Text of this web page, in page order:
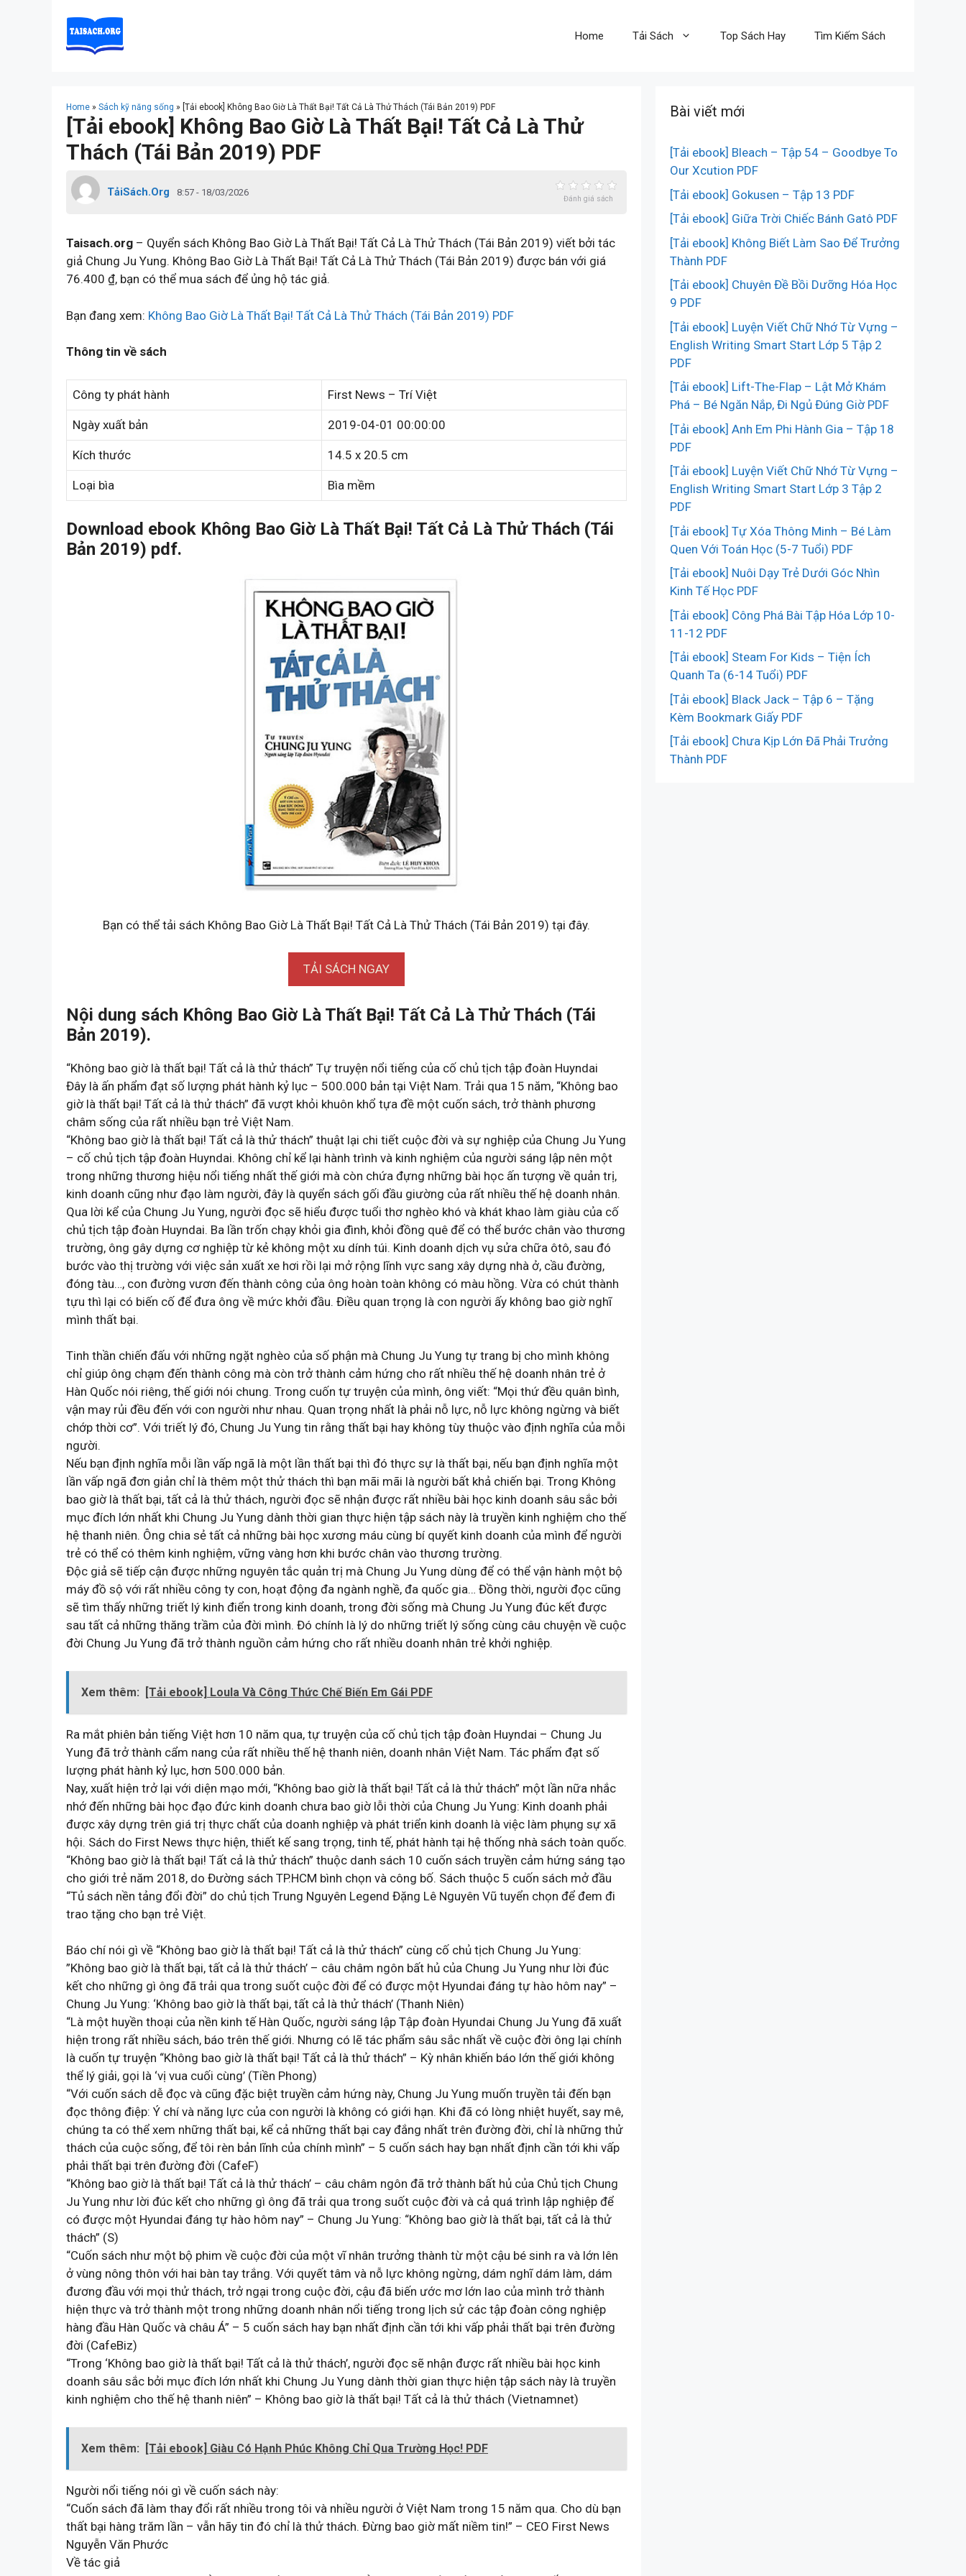
Home Tải Sách Top Sách Hay Tìm Kiếm Sách
Home » Sách kỹ năng sống » [Tải ebook] Không Bao Giờ Là Thất Bại! Tất Cả Là Thử Thách (Tái Bản 2019) PDF
[Tải ebook] Không Bao Giờ Là Thất Bại! Tất Cả Là Thử
Thách (Tái Bản 2019) PDF
TảiSách.Org 8:57 - 18/03/2026
Đánh giá sách
Taisach.org – Quyển sách Không Bao Giờ Là Thất Bại! Tất Cả Là Thử Thách (Tái Bản 2019) viết bởi tác
giả Chung Ju Yung. Không Bao Giờ Là Thất Bại! Tất Cả Là Thử Thách (Tái Bản 2019) được bán với giá
76.400 ₫, bạn có thể mua sách để ủng hộ tác giả.
Bạn đang xem: Không Bao Giờ Là Thất Bại! Tất Cả Là Thử Thách (Tái Bản 2019) PDF
Thông tin về sách
Công ty phát hành First News – Trí Việt
Ngày xuất bản 2019-04-01 00:00:00
Kích thước 14.5 x 20.5 cm
Loại bìa Bìa mềm
Download ebook Không Bao Giờ Là Thất Bại! Tất Cả Là Thử Thách (Tái
Bản 2019) pdf.
Bạn có thể tải sách Không Bao Giờ Là Thất Bại! Tất Cả Là Thử Thách (Tái Bản 2019) tại đây.
TẢI SÁCH NGAY
Nội dung sách Không Bao Giờ Là Thất Bại! Tất Cả Là Thử Thách (Tái
Bản 2019).
“Không bao giờ là thất bại! Tất cả là thử thách” Tự truyện nổi tiếng của cố chủ tịch tập đoàn Huyndai
Đây là ấn phẩm đạt số lượng phát hành kỷ lục – 500.000 bản tại Việt Nam. Trải qua 15 năm, “Không bao
giờ là thất bại! Tất cả là thử thách” đã vượt khỏi khuôn khổ tựa đề một cuốn sách, trở thành phương
châm sống của rất nhiều bạn trẻ Việt Nam.
“Không bao giờ là thất bại! Tất cả là thử thách” thuật lại chi tiết cuộc đời và sự nghiệp của Chung Ju Yung
– cố chủ tịch tập đoàn Huyndai. Không chỉ kể lại hành trình và kinh nghiệm của người sáng lập nên một
trong những thương hiệu nổi tiếng nhất thế giới mà còn chứa đựng những bài học ấn tượng về quản trị,
kinh doanh cũng như đạo làm người, đây là quyển sách gối đầu giường của rất nhiều thế hệ doanh nhân.
Qua lời kể của Chung Ju Yung, người đọc sẽ hiểu được tuổi thơ nghèo khó và khát khao làm giàu của cố
chủ tịch tập đoàn Huyndai. Ba lần trốn chạy khỏi gia đình, khỏi đồng quê để có thể bước chân vào thương
trường, ông gây dựng cơ nghiệp từ kẻ không một xu dính túi. Kinh doanh dịch vụ sửa chữa ôtô, sau đó
bước vào thị trường với việc sản xuất xe hơi rồi lại mở rộng lĩnh vực sang xây dựng nhà ở, cầu đường,
đóng tàu…, con đường vươn đến thành công của ông hoàn toàn không có màu hồng. Vừa có chút thành
tựu thì lại có biến cố để đưa ông về mức khởi đầu. Điều quan trọng là con người ấy không bao giờ nghĩ
mình thất bại.
Tinh thần chiến đấu với những ngặt nghèo của số phận mà Chung Ju Yung tự trang bị cho mình không
chỉ giúp ông chạm đến thành công mà còn trở thành cảm hứng cho rất nhiều thế hệ doanh nhân trẻ ở
Hàn Quốc nói riêng, thế giới nói chung. Trong cuốn tự truyện của mình, ông viết: “Mọi thứ đều quân bình,
vận may rủi đều đến với con người như nhau. Quan trọng nhất là phải nỗ lực, nỗ lực không ngừng và biết
chớp thời cơ”. Với triết lý đó, Chung Ju Yung tin rằng thất bại hay không tùy thuộc vào định nghĩa của mỗi
người.
Nếu bạn định nghĩa mỗi lần vấp ngã là một lần thất bại thì đó thực sự là thất bại, nếu bạn định nghĩa một
lần vấp ngã đơn giản chỉ là thêm một thử thách thì bạn mãi mãi là người bất khả chiến bại. Trong Không
bao giờ là thất bại, tất cả là thử thách, người đọc sẽ nhận được rất nhiều bài học kinh doanh sâu sắc bởi
mục đích lớn nhất khi Chung Ju Yung dành thời gian thực hiện tập sách này là truyền kinh nghiệm cho thế
hệ thanh niên. Ông chia sẻ tất cả những bài học xương máu cùng bí quyết kinh doanh của mình để người
trẻ có thể có thêm kinh nghiệm, vững vàng hơn khi bước chân vào thương trường.
Độc giả sẽ tiếp cận được những nguyên tắc quản trị mà Chung Ju Yung dùng để có thể vận hành một bộ
máy đồ sộ với rất nhiều công ty con, hoạt động đa ngành nghề, đa quốc gia… Đồng thời, người đọc cũng
sẽ tìm thấy những triết lý kinh điển trong kinh doanh, trong đời sống mà Chung Ju Yung đúc kết được
sau tất cả những thăng trầm của đời mình. Đó chính là lý do những triết lý sống cùng câu chuyện về cuộc
đời Chung Ju Yung đã trở thành nguồn cảm hứng cho rất nhiều doanh nhân trẻ khởi nghiệp.
Xem thêm: [Tải ebook] Loula Và Công Thức Chế Biến Em Gái PDF
Ra mắt phiên bản tiếng Việt hơn 10 năm qua, tự truyện của cố chủ tịch tập đoàn Huyndai – Chung Ju
Yung đã trở thành cẩm nang của rất nhiều thế hệ thanh niên, doanh nhân Việt Nam. Tác phẩm đạt số
lượng phát hành kỷ lục, hơn 500.000 bản.
Nay, xuất hiện trở lại với diện mạo mới, “Không bao giờ là thất bại! Tất cả là thử thách” một lần nữa nhắc
nhớ đến những bài học đạo đức kinh doanh chưa bao giờ lỗi thời của Chung Ju Yung: Kinh doanh phải
được xây dựng trên giá trị thực chất của doanh nghiệp và phát triển kinh doanh là việc làm phụng sự xã
hội. Sách do First News thực hiện, thiết kế sang trọng, tinh tế, phát hành tại hệ thống nhà sách toàn quốc.
“Không bao giờ là thất bại! Tất cả là thử thách” thuộc danh sách 10 cuốn sách truyền cảm hứng sáng tạo
cho giới trẻ năm 2018, do Đường sách TP.HCM bình chọn và công bố. Sách thuộc 5 cuốn sách mở đầu
“Tủ sách nền tảng đổi đời” do chủ tịch Trung Nguyên Legend Đặng Lê Nguyên Vũ tuyển chọn để đem đi
trao tặng cho bạn trẻ Việt.
Báo chí nói gì về “Không bao giờ là thất bại! Tất cả là thử thách” cùng cố chủ tịch Chung Ju Yung:
”Không bao giờ là thất bại, tất cả là thử thách’ – câu châm ngôn bất hủ của Chung Ju Yung như lời đúc
kết cho những gì ông đã trải qua trong suốt cuộc đời để có được một Hyundai đáng tự hào hôm nay” –
Chung Ju Yung: ‘Không bao giờ là thất bại, tất cả là thử thách’ (Thanh Niên)
“Là một huyền thoại của nền kinh tế Hàn Quốc, người sáng lập Tập đoàn Hyundai Chung Ju Yung đã xuất
hiện trong rất nhiều sách, báo trên thế giới. Nhưng có lẽ tác phẩm sâu sắc nhất về cuộc đời ông lại chính
là cuốn tự truyện “Không bao giờ là thất bại! Tất cả là thử thách” – Kỳ nhân khiến báo lớn thế giới không
thể lý giải, gọi là ‘vị vua cuối cùng’ (Tiền Phong)
“Với cuốn sách dễ đọc và cũng đặc biệt truyền cảm hứng này, Chung Ju Yung muốn truyền tải đến bạn
đọc thông điệp: Ý chí và năng lực của con người là không có giới hạn. Khi đã có lòng nhiệt huyết, say mê,
chúng ta có thể xem những thất bại, kể cả những thất bại cay đắng nhất trên đường đời, chỉ là những thử
thách của cuộc sống, để tôi rèn bản lĩnh của chính mình” – 5 cuốn sách hay bạn nhất định cần tới khi vấp
phải thất bại trên đường đời (CafeF)
“Không bao giờ là thất bại! Tất cả là thử thách’ – câu châm ngôn đã trở thành bất hủ của Chủ tịch Chung
Ju Yung như lời đúc kết cho những gì ông đã trải qua trong suốt cuộc đời và cả quá trình lập nghiệp để
có được một Hyundai đáng tự hào hôm nay” – Chung Ju Yung: “Không bao giờ là thất bại, tất cả là thử
thách” (S)
“Cuốn sách như một bộ phim về cuộc đời của một vĩ nhân trưởng thành từ một cậu bé sinh ra và lớn lên
ở vùng nông thôn với hai bàn tay trắng. Với quyết tâm và nỗ lực không ngừng, dám nghĩ dám làm, dám
đương đầu với mọi thử thách, trở ngại trong cuộc đời, cậu đã biến ước mơ lớn lao của mình trở thành
hiện thực và trở thành một trong những doanh nhân nổi tiếng trong lịch sử các tập đoàn công nghiệp
hàng đầu Hàn Quốc và châu Á” – 5 cuốn sách hay bạn nhất định cần tới khi vấp phải thất bại trên đường
đời (CafeBiz)
“Trong ‘Không bao giờ là thất bại! Tất cả là thử thách’, người đọc sẽ nhận được rất nhiều bài học kinh
doanh sâu sắc bởi mục đích lớn nhất khi Chung Ju Yung dành thời gian thực hiện tập sách này là truyền
kinh nghiệm cho thế hệ thanh niên” – Không bao giờ là thất bại! Tất cả là thử thách (Vietnamnet)
Xem thêm: [Tải ebook] Giàu Có Hạnh Phúc Không Chỉ Qua Trường Học! PDF
Người nổi tiếng nói gì về cuốn sách này:
“Cuốn sách đã làm thay đổi rất nhiều trong tôi và nhiều người ở Việt Nam trong 15 năm qua. Cho dù bạn
thất bại hàng trăm lần – vẫn hãy tin đó chỉ là thử thách. Đừng bao giờ mất niềm tin!” – CEO First News
Nguyễn Văn Phước
Về tác giả
Bài viết mới
[Tải ebook] Bleach – Tập 54 – Goodbye To
Our Xcution PDF
[Tải ebook] Gokusen – Tập 13 PDF
[Tải ebook] Giữa Trời Chiếc Bánh Gatô PDF
[Tải ebook] Không Biết Làm Sao Để Trưởng
Thành PDF
[Tải ebook] Chuyên Đề Bồi Dưỡng Hóa Học
9 PDF
[Tải ebook] Luyện Viết Chữ Nhớ Từ Vựng –
English Writing Smart Start Lớp 5 Tập 2
PDF
[Tải ebook] Lift-The-Flap – Lật Mở Khám
Phá – Bé Ngăn Nắp, Đi Ngủ Đúng Giờ PDF
[Tải ebook] Anh Em Phi Hành Gia – Tập 18
PDF
[Tải ebook] Luyện Viết Chữ Nhớ Từ Vựng –
English Writing Smart Start Lớp 3 Tập 2
PDF
[Tải ebook] Tự Xóa Thông Minh – Bé Làm
Quen Với Toán Học (5-7 Tuổi) PDF
[Tải ebook] Nuôi Dạy Trẻ Dưới Góc Nhìn
Kinh Tế Học PDF
[Tải ebook] Công Phá Bài Tập Hóa Lớp 10-
11-12 PDF
[Tải ebook] Steam For Kids – Tiện Ích
Quanh Ta (6-14 Tuổi) PDF
[Tải ebook] Black Jack – Tập 6 – Tặng
Kèm Bookmark Giấy PDF
[Tải ebook] Chưa Kịp Lớn Đã Phải Trưởng
Thành PDF